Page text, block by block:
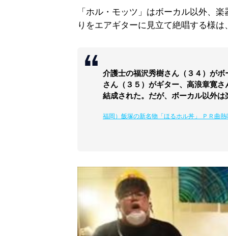
「ホル・モッツ」はボーカル以外、
りをエアギターに見立て絶唱する様
介護士の福沢秀樹さん（３４）が
さん（３５）がギター、高浪章寛
結成された。だが、ボーカル以外
福岡）飯塚の新名物「ほるホル丼」 ＰＲ曲